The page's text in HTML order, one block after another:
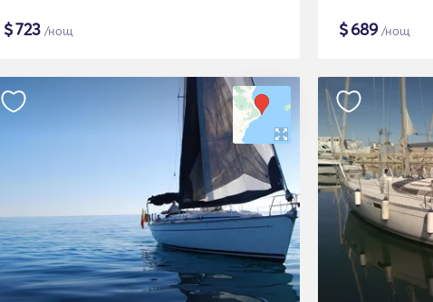
$723 /нощ $689/нощ